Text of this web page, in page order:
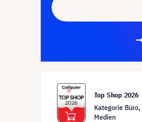
Top Shop 2026
Kategorie
Medien